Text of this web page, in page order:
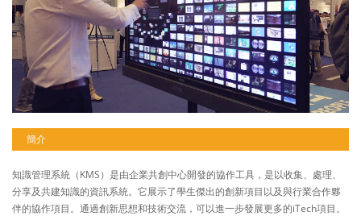
簡介
知識管理系統（KMS）是由企業共創中心開發的協作工具，是以收集、處理、
分享及共建知識的資訊系統。它展示了學生傑出的創新項目以及與行業合作夥
伴的協作項目。通過創新思想和技術交流，可以進一步發展更多的iTech項目。